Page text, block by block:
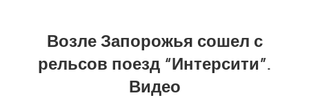
Возле Запорожья сошел с
рельсов поезд “Интерсити”.
Видео